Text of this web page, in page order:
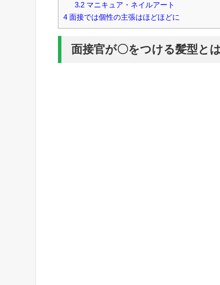
3.2マニキュア・ネイルアート
4 面接では個性の主張はほどほどに
面接官が〇をつける髪型と